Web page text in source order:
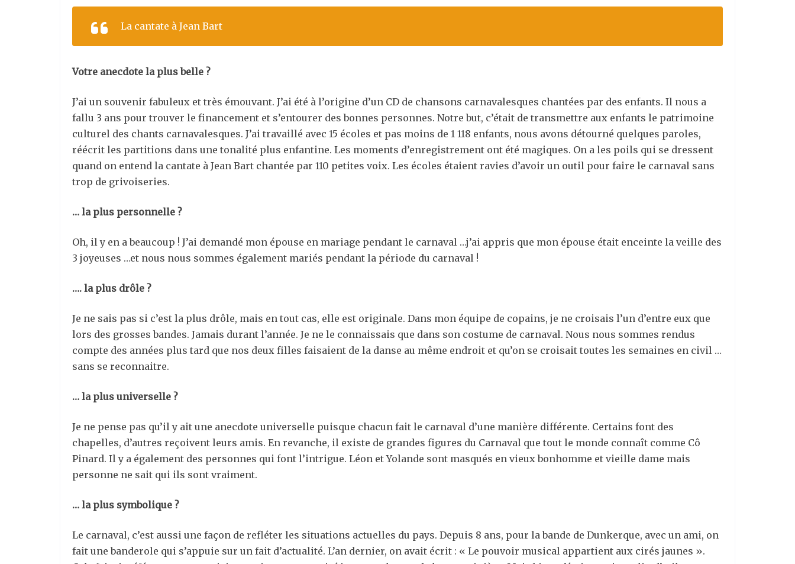
La cantate à Jean Bart
Votre anecdote la plus belle ?
J’ai un souvenir fabuleux et très émouvant. J’ai été à l’origine d’un CD de chansons carnavalesques chantées par des enfants. Il nous a
fallu 3 ans pour trouver le financement et s’entourer des bonnes personnes. Notre but, c’était de transmettre aux enfants le patrimoine
culturel des chants carnavalesques. J’ai travaillé avec 15 écoles et pas moins de 1 118 enfants, nous avons détourné quelques paroles,
réécrit les partitions dans une tonalité plus enfantine. Les moments d’enregistrement ont été magiques. On a les poils qui se dressent
quand on entend la cantate à Jean Bart chantée par 110 petites voix. Les écoles étaient ravies d’avoir un outil pour faire le carnaval sans
trop de grivoiseries.
… la plus personnelle ?
Oh, il y en a beaucoup ! J’ai demandé mon épouse en mariage pendant le carnaval …j’ai appris que mon épouse était enceinte la veille des
3 joyeuses …et nous nous sommes également mariés pendant la période du carnaval !
…. la plus drôle ?
Je ne sais pas si c’est la plus drôle, mais en tout cas, elle est originale. Dans mon équipe de copains, je ne croisais l’un d’entre eux que
lors des grosses bandes. Jamais durant l’année. Je ne le connaissais que dans son costume de carnaval. Nous nous sommes rendus
compte des années plus tard que nos deux filles faisaient de la danse au même endroit et qu’on se croisait toutes les semaines en civil …
sans se reconnaitre.
… la plus universelle ?
Je ne pense pas qu’il y ait une anecdote universelle puisque chacun fait le carnaval d’une manière différente. Certains font des
chapelles, d’autres reçoivent leurs amis. En revanche, il existe de grandes figures du Carnaval que tout le monde connaît comme Cô
Pinard. Il y a également des personnes qui font l’intrigue. Léon et Yolande sont masqués en vieux bonhomme et vieille dame mais
personne ne sait qui ils sont vraiment.
… la plus symbolique ?
Le carnaval, c’est aussi une façon de refléter les situations actuelles du pays. Depuis 8 ans, pour la bande de Dunkerque, avec un ami, on
fait une banderole qui s’appuie sur un fait d’actualité. L’an dernier, on avait écrit : « Le pouvoir musical appartient aux cirés jaunes ».